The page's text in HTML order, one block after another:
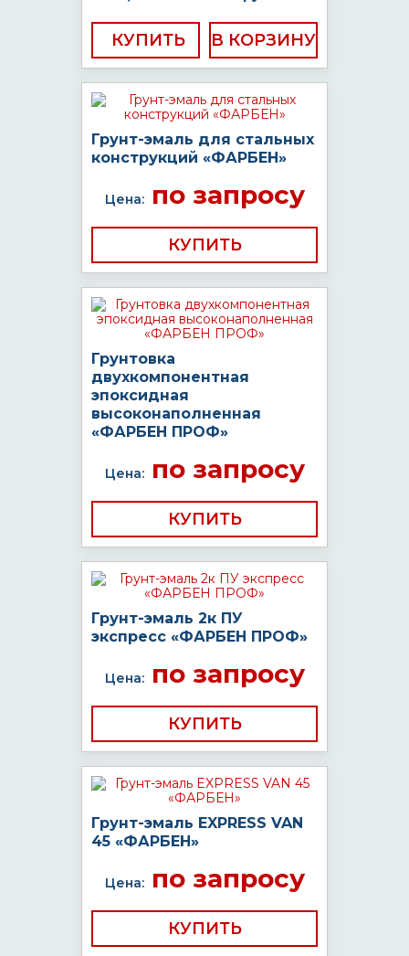
КУПИТЬ
Грунт-эмаль для стальных
конструкций «ФАРБЕН»
Цена:по запросу
КУПИТЬ
Грунтовка
двухкомпонентная
эпоксидная
высоконаполненная
«ФАРБЕН ПРОФ»
Цена:по запросу
КУПИТЬ
Грунт-эмаль 2к ПУ
экспресс «ФАРБЕН ПРОФ»
Цена:по запросу
КУПИТЬ
Грунт-эмаль EXPRESS VAN
45 «ФАРБЕН»
Цена:по запросу
КУПИТЬ